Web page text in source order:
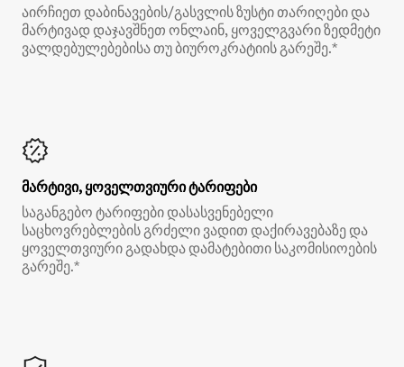
აირჩიეთ დაბინავების/გასვლის ზუსტი თარიღები და
მარტივად დაჯავშნეთ ონლაინ, ყოველგვარი ზედმეტი
ვალდებულებებისა თუ ბიუროკრატიის გარეშე.*
მარტივი, ყოველთვიური ტარიფები
საგანგებო ტარიფები დასასვენებელი
საცხოვრებლების გრძელი ვადით დაქირავებაზე და
ყოველთვიური გადახდა დამატებითი საკომისიოების
გარეშე.*